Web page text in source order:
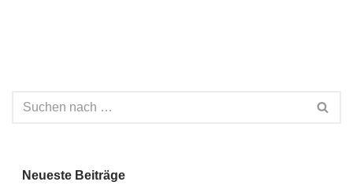
Neueste Beiträge